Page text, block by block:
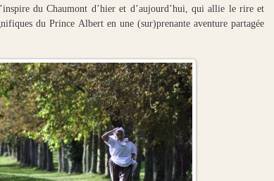
du Chaumont d’hier et d’aujourd’hui, qui allie le rire et
du Prince Albert en une (sur)prenante aventure partagée